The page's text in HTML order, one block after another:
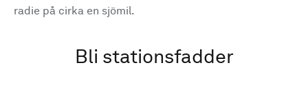
radie på cirka en sjömil.
Bli stationsfadder